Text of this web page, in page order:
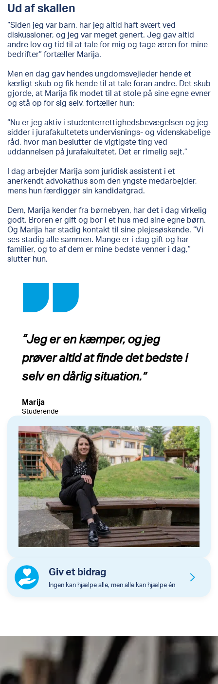
Ud af skallen
“Siden jeg var barn, har jeg altid haft svært ved
diskussioner, og jeg var meget genert. Jeg gav altid
andre lov og tid til at tale for mig og tage æren for mine
bedrifter” fortæller Marija.
Men en dag gav hendes ungdomsvejleder hende et
kærligt skub og fik hende til at tale foran andre. Det skub
gjorde, at Marija fik modet til at stole på sine egne evner
og stå op for sig selv, fortæller hun:
“Nu er jeg aktiv i studenterrettighedsbevægelsen og jeg
sidder i jurafakultetets undervisnings- og videnskabelige
råd, hvor man beslutter de vigtigste ting ved
uddannelsen på jurafakultetet. Det er rimelig sejt.”
I dag arbejder Marija som juridisk assistent i et
anerkendt advokathus som den yngste medarbejder,
mens hun færdiggør sin kandidatgrad.
Dem, Marija kender fra børnebyen, har det i dag virkelig
godt. Broren er gift og bor i et hus med sine egne børn.
Og Marija har stadig kontakt til sine plejesøskende. “Vi
ses stadig alle sammen. Mange er i dag gift og har
familier, og to af dem er mine bedste venner i dag,”
slutter hun.
“Jeg er en kæmper, og jeg
prøver altid at finde det bedste i
selv en dårlig situation.”
Marija
Studerende
Ingen kan hjælpe alle, men alle kan hjælpe én
Giv et bidrag